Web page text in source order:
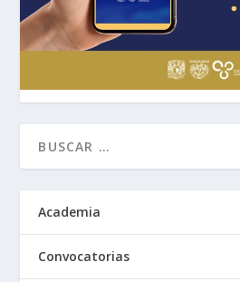
Academia
Convocatorias